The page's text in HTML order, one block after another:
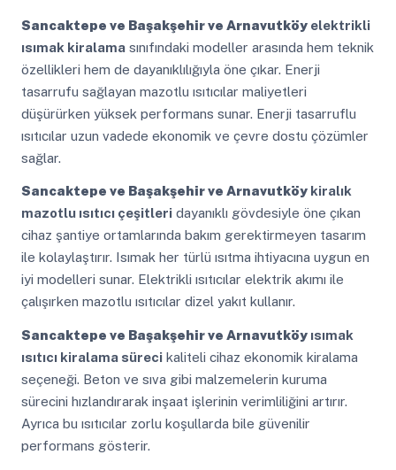
Sancaktepe ve Başakşehir ve Arnavutköyelektrikli
ısımak kiralamasınıfındaki modeller arasında hem teknik
özellikleri hem de dayanıklılığıyla öne çıkar. Enerji
tasarrufu sağlayan mazotlu ısıtıcılar maliyetleri
düşürürken yüksek performans sunar. Enerji tasarruflu
ısıtıcılar uzun vadede ekonomik ve çevre dostu çözümler
sağlar.
Sancaktepe ve Başakşehir ve Arnavutköykiralık
mazotlu ısıtıcı çeşitleridayanıklı gövdesiyle öne çıkan
cihaz şantiye ortamlarında bakım gerektirmeyen tasarım
ile kolaylaştırır. Isımak her türlü ısıtma ihtiyacına uygun en
iyi modelleri sunar. Elektrikli ısıtıcılar elektrik akımı ile
çalışırken mazotlu ısıtıcılar dizel yakıt kullanır.
Sancaktepe ve Başakşehir ve Arnavutköyısımak
ısıtıcı kiralama sürecikaliteli cihaz ekonomik kiralama
seçeneği. Beton ve sıva gibi malzemelerin kuruma
sürecini hızlandırarak inşaat işlerinin verimliliğini artırır.
Ayrıca bu ısıtıcılar zorlu koşullarda bile güvenilir
performans gösterir.